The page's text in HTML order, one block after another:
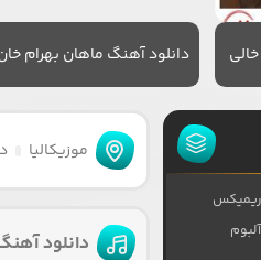
دانلود آهنگ ماهان بهرام
موزیکالیا
دانلود
ریمیکس